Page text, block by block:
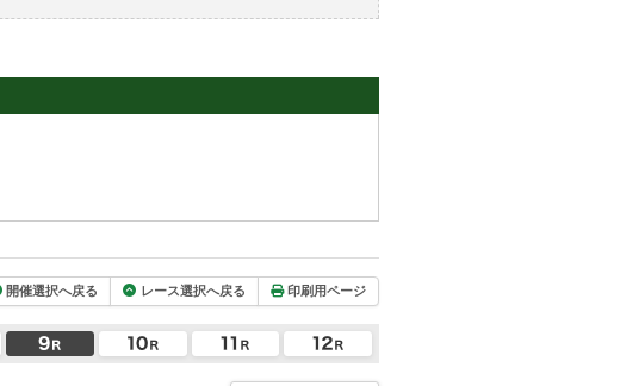
開催選択へ戻る レース選択へ戻る 印刷用ページ